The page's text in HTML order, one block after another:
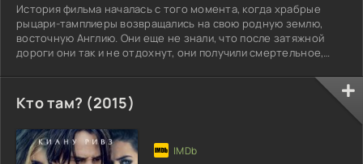
История фильма началась с того момента, когда храбрые
рыцари-тамплиеры возвращались на свою родную землю,
восточную Англию. Они еще не знали, что после затяжной
дороги они так и не отдохнут, они получили смертельное,
необычного и очень опасного зверя, который не щадит
нечего живое, и уничтожает все на своем пути.
Сопровождать рыцарей вызвался сарацин, который
является неплохим продолжением
Кто там? (2015)